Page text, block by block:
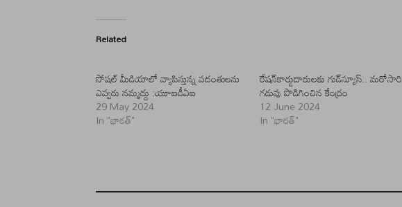
Related
సోషల్‌ మీడియాలో వ్యాపిస్తున్న వదంతులను
ఎవ్వరు నమ్మద్దు :యూఐడీఏఐ
29 May 2024
In "భారత్"
రేషన్‌కార్డుదారులకు గుడ్‌న్యూస్‌.. మరోసారి
గడువు పొడిగించిన కేంద్రం
12 June 2024
In "భారత్"